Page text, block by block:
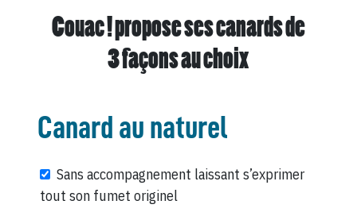
Couac ! propose ses canards de
3 façons au choix
Canard au naturel
Sans accompagnement laissant s’exprimer
tout son fumet originel